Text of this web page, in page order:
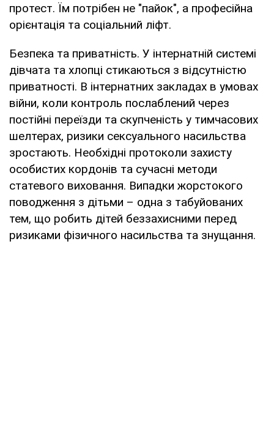
протест. Їм потрібен не "пайок", а професійна
орієнтація та соціальний ліфт.
Безпека та приватність. У інтернатній системі
дівчата та хлопці стикаються з відсутністю
приватності. В інтернатних закладах в умовах
війни, коли контроль послаблений через
постійні переїзди та скупченість у тимчасових
шелтерах, ризики сексуального насильства
зростають. Необхідні протоколи захисту
особистих кордонів та сучасні методи
статевого виховання. Випадки жорстокого
поводження з дітьми – одна з табуйованих
тем, що робить дітей беззахисними перед
ризиками фізичного насильства та знущання.